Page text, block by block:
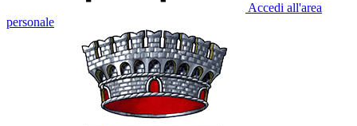
Accedi all'area
personale